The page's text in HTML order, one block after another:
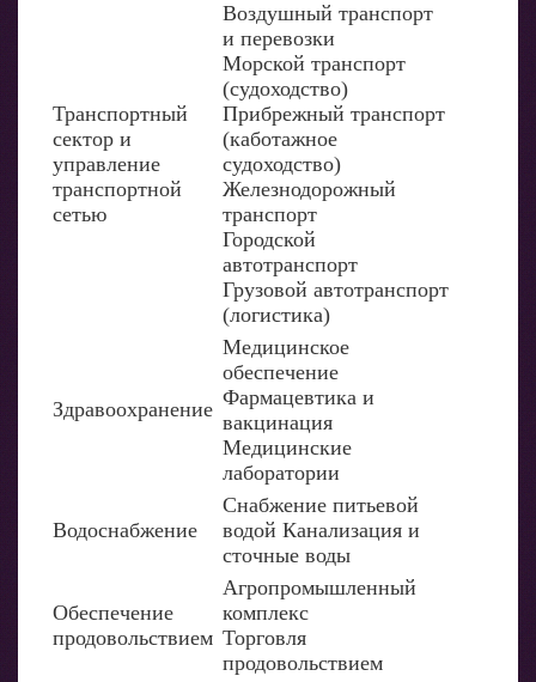
Транспортный
сектор и
управление
транспортной
сетью
Воздушный транспорт
и перевозки
Морской транспорт
(судоходство)
Прибрежный транспорт
(каботажное
судоходство)
Железнодорожный
транспорт
Городской
автотранспорт
Грузовой автотранспорт
(логистика)
Здравоохранение
Медицинское
обеспечение
Фармацевтика и
вакцинация
Медицинские
лаборатории
Водоснабжение
Снабжение питьевой
водой Канализация и
сточные воды
Обеспечение
продовольствием
Агропромышленный
комплекс
Торговля
продовольствием